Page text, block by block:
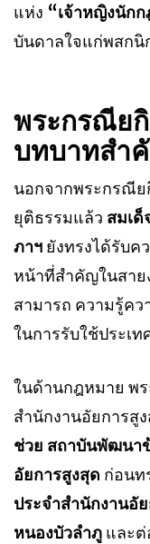
แห่ง “เจ้าหญิงนัก
บันดาลใจแก่พสกนิ
พระกรณีย
บทบาทสำ
นอกจากพระกรณี
ยุติธรรมแล้ว สมเด็
ภาฯ ยังทรงได้รับค
หน้าที่สำคัญในสาย
สามารถ ความรู้ค
ในการรับใช้ประเ
ในด้านกฎหมาย พร
สำนักงานอัยการสู
ช่วย สถาบันพัฒนา
อัยการสูงสุด ก่อนท
ประจำสำนักงานอั
หนองบัวลำภู และต่